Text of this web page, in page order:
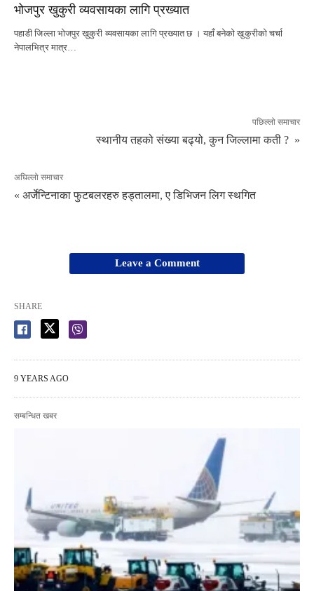
भोजपुर खुकुरी व्यवसायका लागि प्रख्यात
पहाडी जिल्ला भोजपुर खुकुरी व्यवसायका लागि प्रख्यात छ । यहाँ बनेको खुकुरीको चर्चा
नेपालभित्र मात्र…
पछिल्लो समाचार
स्थानीय तहको संख्या बढ्यो, कुन जिल्लामा कती ? »
अघिल्लो समाचार
« अर्जेन्टिनाका फुटबलरहरु हड्तालमा, ए डिभिजन लिग स्थगित
Leave a Comment
SHARE
9 YEARS AGO
सम्बन्धित खबर